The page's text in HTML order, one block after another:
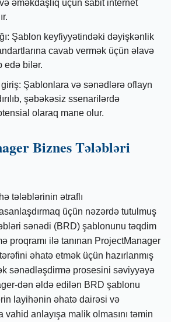
əməkdaşlıq üçün sabit internet
Şablon keyfiyyətindəki dəyişkənlik
cavab vermək üçün əlavə
edə bilər.
Şablonlara və sənədlərə oflayn
şəbəkəsiz ssenarilərdə
olaraq mane olur.
Biznes Tələbləri
tələblərinin ətraflı
üçün nəzərdə tutulmuş
sənədi (BRD) şablonunu təqdim
proqramı ilə tanınan ProjectManager
əhatə etmək üçün hazırlanmış
sənədləşdirmə prosesini səviyyəyə
dən əldə edilən BRD şablonu
layihənin əhatə dairəsi və
vahid anlayışa malik olmasını təmin